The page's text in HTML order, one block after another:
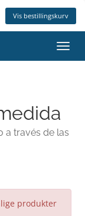
Vis bestillingskurv
Skift
a través de las
produkter